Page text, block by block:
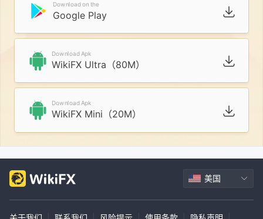
Download on the
Google Play
Download Apk
WikiFX Ultra（80M）
Download Apk
WikiFX Mini（20M）
美国